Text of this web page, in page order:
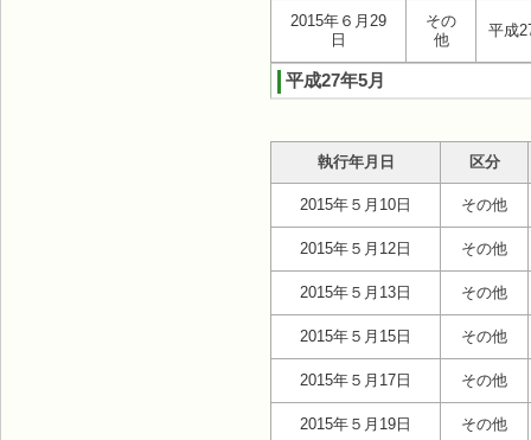
2015年６月29
日
その
他
平成
平成27年5月
執行年月日 区分
2015年５月10日 その他
2015年５月12日 その他
2015年５月13日 その他
2015年５月15日 その他
2015年５月17日 その他
2015年５月19日 その他